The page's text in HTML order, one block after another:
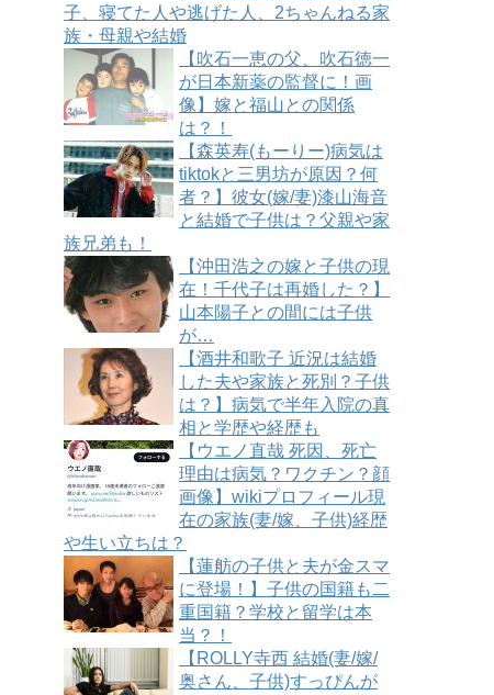
子、寝てた人や逃げた人、2ちゃんねる家
族・母親や結婚
【吹石一恵の父、吹石徳一
が日本新薬の監督に！画
像】嫁と福山との関係
は？！
【森英寿(もーりー)病気は
tiktokと三男坊が原因？何
者？】彼女(嫁/妻)漆山海音
と結婚で子供は？父親や家
族兄弟も！
【沖田浩之の嫁と子供の現
在！千代子は再婚した？】
山本陽子との間には子供
が…
【酒井和歌子 近況は結婚
した夫や家族と死別？子供
は？】病気で半年入院の真
相と学歴や経歴も
【ウエノ直哉 死因、死亡
理由は病気？ワクチン？顔
画像】wikiプロフィール現
在の家族(妻/嫁、子供)経歴
や生い立ちは？
【蓮舫の子供と夫が金スマ
に登場！】子供の国籍も二
重国籍？学校と留学は本
当？！
【ROLLY寺西 結婚(妻/嫁/
奥さん、子供)すっぴんが